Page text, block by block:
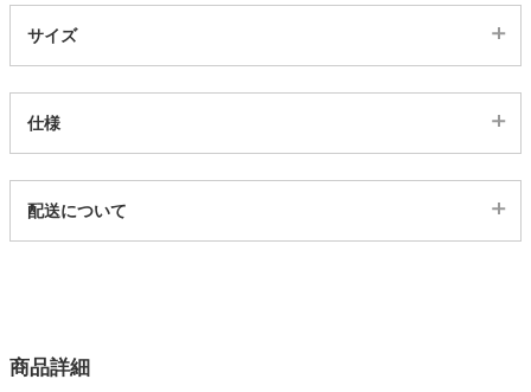
タワー
サイズ
仕様
2ss04203873
1色
配送について
商品詳細